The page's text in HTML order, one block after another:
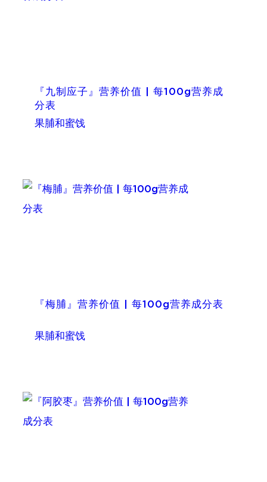
『九制应子』营养价值 | 每100g营养成
分表
果脯和蜜饯
『梅脯』营养价值 | 每100g营养成分表
果脯和蜜饯